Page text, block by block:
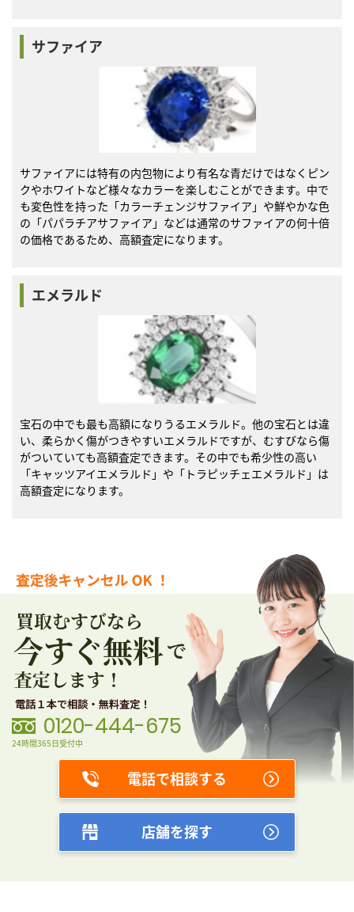
サファイア
サファイアには特有の内包物により有名な青だけではなくピン
クやホワイトなど様々なカラーを楽しむことができます。中で
も変色性を持った「カラーチェンジサファイア」や鮮やかな色
の「パパラチアサファイア」などは通常のサファイアの何十倍
の価格であるため、高額査定になります。
エメラルド
宝石の中でも最も高額になりうるエメラルド。他の宝石とは違
い、柔らかく傷がつきやすいエメラルドですが、むすびなら傷
がついていても高額査定できます。その中でも希少性の高い
「キャッツアイエメラルド」や「トラピッチェエメラルド」は
高額査定になります。
0120-444-675
24時間365日受付中
電話で相談する
店舗を探す